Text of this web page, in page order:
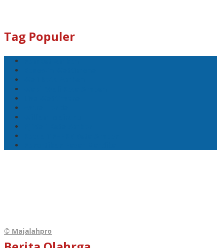
Tag Populer
© Majalahpro